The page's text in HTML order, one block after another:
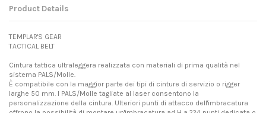
Product Details
TEMPLAR'S GEAR
TACTICAL BELT
Cintura tattica ultraleggera realizzata con materiali di prima qualità nel
sistema PALS/Molle.
È compatibile con la maggior parte dei tipi di cinture di servizio o rigger
larghe 50 mm. I PALS/Molle tagliate al laser consentono la
personalizzazione della cintura. Ulteriori punti di attacco dell'imbracatura